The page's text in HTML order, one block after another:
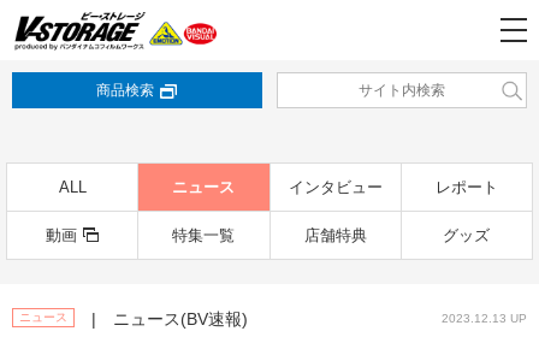
商品検索
ALL ニュース インタビュー レポート
動画 特集一覧 店舗特典 グッズ
ニュース | ニュース(BV速報) 2023.12.13 UP